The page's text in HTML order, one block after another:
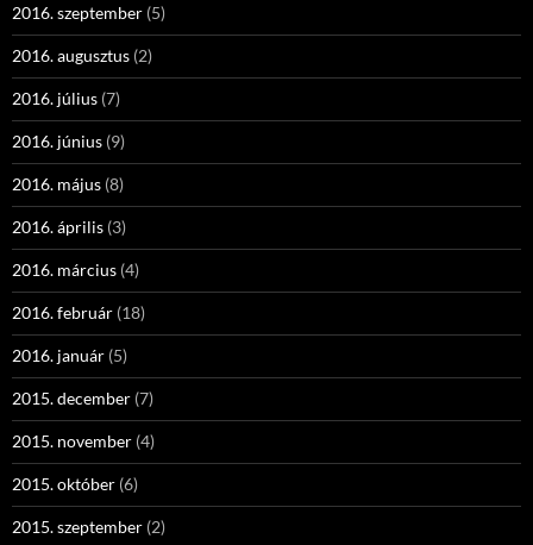
2016. szeptember (5)
2016. augusztus (2)
2016. július (7)
2016. június (9)
2016. május (8)
2016. április (3)
2016. március (4)
2016. február (18)
2016. január (5)
2015. december (7)
2015. november (4)
2015. október (6)
2015. szeptember (2)